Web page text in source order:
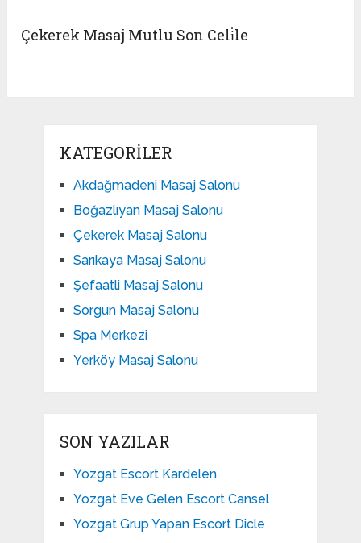
Çekerek Masaj Mutlu Son Celi̇le
KATEGORILER
Akdağmadeni Masaj Salonu
Boğazlıyan Masaj Salonu
Çekerek Masaj Salonu
Sarıkaya Masaj Salonu
Şefaatli Masaj Salonu
Sorgun Masaj Salonu
Spa Merkezi
Yerköy Masaj Salonu
SON YAZILAR
Yozgat Escort Kardelen
Yozgat Eve Gelen Escort Cansel
Yozgat Grup Yapan Escort Dicle